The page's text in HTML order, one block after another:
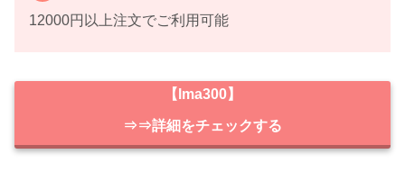
12000円以上注文でご利用可能
【lma300】
⇒⇒詳細をチェックする